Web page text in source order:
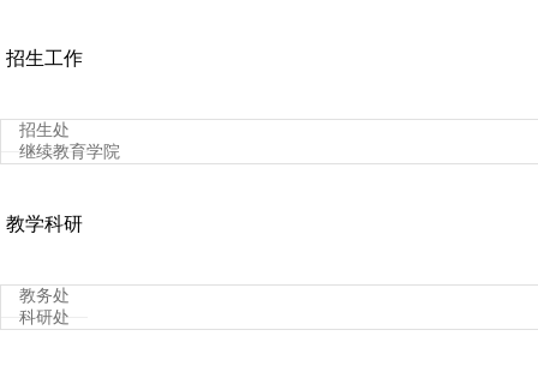
招生工作
招生处
继续教育学院
教学科研
教务处
科研处